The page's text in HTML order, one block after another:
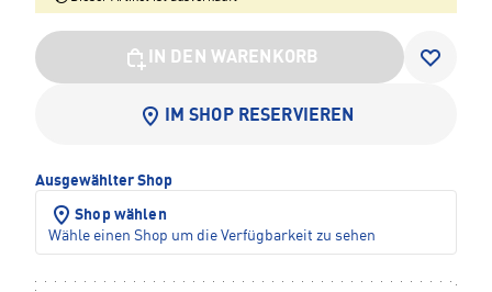
IN DEN WARENKORB
IM SHOP RESERVIEREN
Ausgewählter Shop
Shop wählen
Wähle einen Shop um die Verfügbarkeit zu sehen